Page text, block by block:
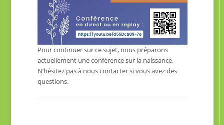
Pour continuer sur ce sujet, nous préparons
actuellement une conférence sur la naissance.
N’hésitez pas à nous contacter si vous avez des
questions.